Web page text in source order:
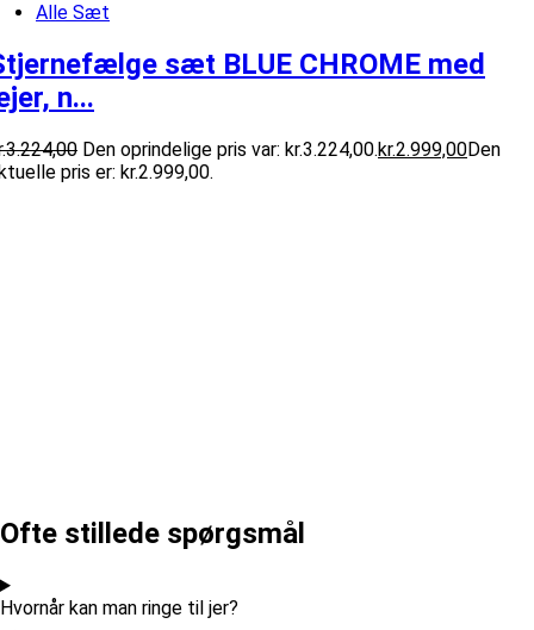
Alle Sæt
sæt BLUE CHROME med
n...
3.224,00 Den oprindelige pris var: kr.3.224,00.kr.2.999,00Den
pris er: kr.2.999,00.
Ofte stillede spørgsmål
Hvornår kan man ringe til jer?